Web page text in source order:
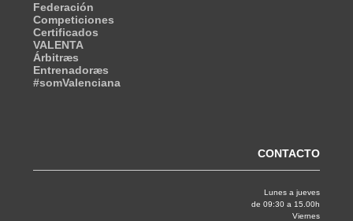
Federación
Competiciones
Certificados
VALENTA
Árbitræs
Entrenadoræs
#somValenciana
CONTACTO
Lunes a jueves
de 09:30 a 15.00h
Viernes